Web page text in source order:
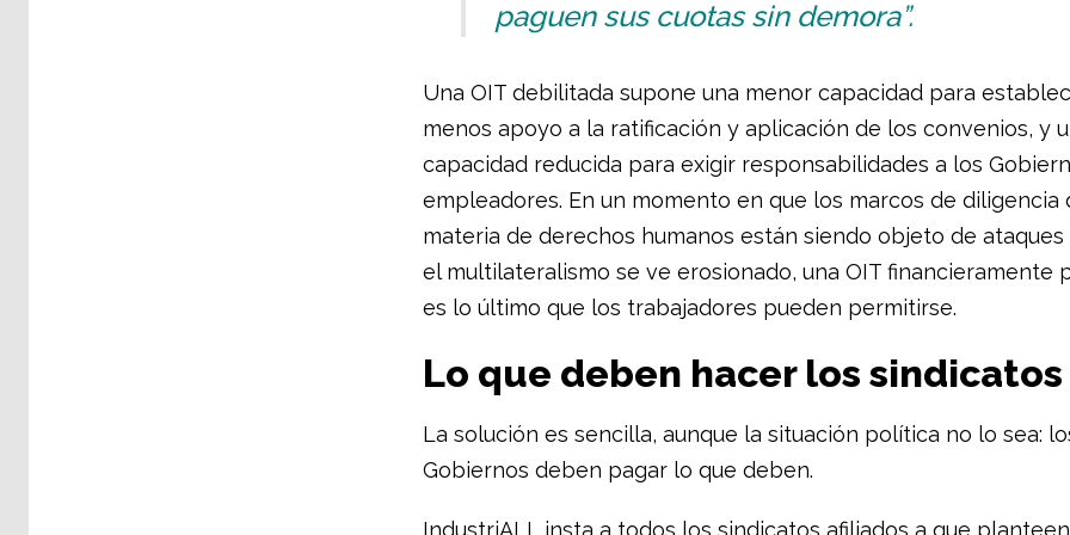
paguen sus cuotas sin demora”.
Una OIT debilitada supone una menor capacidad para
menos apoyo a la ratificación y aplicación de los convenios, y
capacidad reducida para exigir responsabilidades a los
empleadores. En un momento en que los marcos de diligencia
materia de derechos humanos están siendo objeto de
el multilateralismo se ve erosionado, una OIT financieramente
es lo último que los trabajadores pueden permitirse.
Lo que deben hacer los sindicatos
La solución es sencilla, aunque la situación política no lo sea:
Gobiernos deben pagar lo que deben.
IndustriALL insta a todos los sindicatos afiliados a que